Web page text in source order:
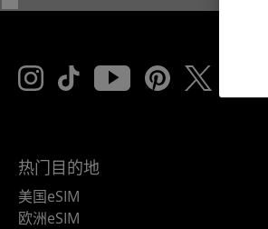
热门目的地
美国eSIM
欧洲eSIM